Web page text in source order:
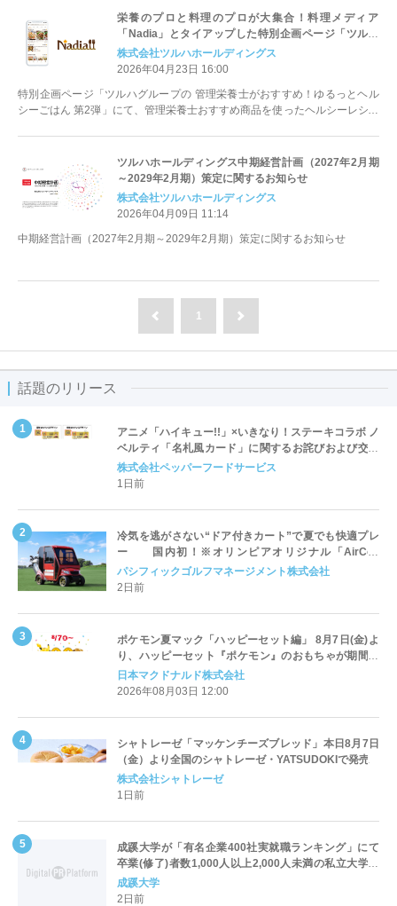
栄養のプロと料理のプロが大集合！料理メディア
「Nadia」とタイアップした特別企画ページ「ツルハ
グループの管理栄養士がおすすめ！ゆるっとヘルシー
ごはん 第2弾」を公開
株式会社ツルハホールディングス
2026年04月23日 16:00
特別企画ページ「ツルハグループの 管理栄養士がおすすめ！ゆるっとヘル
シーごはん 第2弾」にて、管理栄養士おすすめ商品を使ったヘルシーレシピ
ツルハホールディングス中期経営計画（2027年2月期
～2029年2月期）策定に関するお知らせ
株式会社ツルハホールディングス
2026年04月09日 11:14
中期経営計画（2027年2月期～2029年2月期）策定に関するお知らせ
1
話題のリリース
アニメ「ハイキュー!!」×いきなり！ステーキコラボ ノ
ベルティ「名札風カード」に関するお詫びおよび交換
対応についてのご案内
株式会社ペッパーフードサービス
1日前
冷気を逃がさない“ドア付きカート”で夏でも快適プレ
ー 国内初！※オリンピアオリジナル「AirCon
Cart（エアコンカート）」導入 | ＰＧＭ
パシフィックゴルフマネージメント株式会社
2日前
ポケモン夏マック「ハッピーセット編」 8月7日(金)よ
り、ハッピーセット『ポケモン』のおもちゃが期間限
定登場
日本マクドナルド株式会社
2026年08月03日 12:00
シャトレーゼ「マッケンチーズブレッド」本日8月7日
（金）より全国のシャトレーゼ・YATSUDOKIで発売
株式会社シャトレーゼ
1日前
成蹊大学が「有名企業400社実就職ランキング」にて
卒業(修了)者数1,000人以上2,000人未満の私立大学で
全国第1位を獲得！～実就職率は26.5%（前年比＋
4.3pt）に伸長、東京の私立大学でも10位にランクイン
成蹊大学
2日前